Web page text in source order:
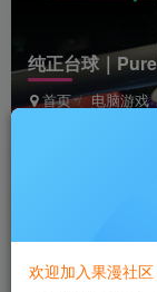
纯正台球｜
首页 电脑游戏
欢迎加入果漫社区